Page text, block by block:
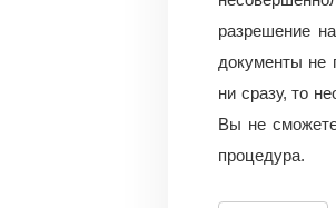
разрешение
документы не
ни сразу, то
Вы не
процедура.